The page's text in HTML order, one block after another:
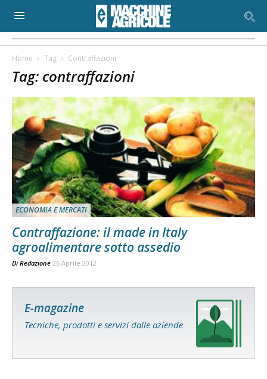
Home Tag Contraffazioni
Tag: contraffazioni
ECONOMIA E MERCATI
Contraffazione: il made in Italy
agroalimentare sotto assedio
Di Redazione 26 Aprile 2012
E-magazine
Tecniche, prodotti e servizi dalle aziende